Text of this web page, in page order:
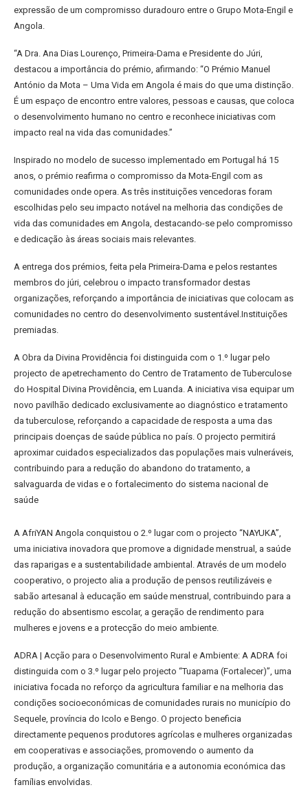
expressão de um compromisso duradouro entre o Grupo Mota-Engil e
Angola.
“A Dra. Ana Dias Lourenço, Primeira-Dama e Presidente do Júri,
destacou a importância do prémio, afirmando: “O Prémio Manuel
António da Mota – Uma Vida em Angola é mais do que uma distinção.
É um espaço de encontro entre valores, pessoas e causas, que coloca
o desenvolvimento humano no centro e reconhece iniciativas com
impacto real na vida das comunidades.”
Inspirado no modelo de sucesso implementado em Portugal há 15
anos, o prémio reafirma o compromisso da Mota-Engil com as
comunidades onde opera. As três instituições vencedoras foram
escolhidas pelo seu impacto notável na melhoria das condições de
vida das comunidades em Angola, destacando-se pelo compromisso
e dedicação às áreas sociais mais relevantes.
A entrega dos prémios, feita pela Primeira-Dama e pelos restantes
membros do júri, celebrou o impacto transformador destas
organizações, reforçando a importância de iniciativas que colocam as
comunidades no centro do desenvolvimento sustentável.Instituições
premiadas.
A Obra da Divina Providência foi distinguida com o 1.º lugar pelo
projecto de apetrechamento do Centro de Tratamento de Tuberculose
do Hospital Divina Providência, em Luanda. A iniciativa visa equipar um
novo pavilhão dedicado exclusivamente ao diagnóstico e tratamento
da tuberculose, reforçando a capacidade de resposta a uma das
principais doenças de saúde pública no país. O projecto permitirá
aproximar cuidados especializados das populações mais vulneráveis,
contribuindo para a redução do abandono do tratamento, a
salvaguarda de vidas e o fortalecimento do sistema nacional de
saúde
A AfriYAN Angola conquistou o 2.º lugar com o projecto “NAYUKA”,
uma iniciativa inovadora que promove a dignidade menstrual, a saúde
das raparigas e a sustentabilidade ambiental. Através de um modelo
cooperativo, o projecto alia a produção de pensos reutilizáveis e
sabão artesanal à educação em saúde menstrual, contribuindo para a
redução do absentismo escolar, a geração de rendimento para
mulheres e jovens e a protecção do meio ambiente.
ADRA | Acção para o Desenvolvimento Rural e Ambiente: A ADRA foi
distinguida com o 3.º lugar pelo projecto “Tuapama (Fortalecer)”, uma
iniciativa focada no reforço da agricultura familiar e na melhoria das
condições socioeconómicas de comunidades rurais no município do
Sequele, província do Icolo e Bengo. O projecto beneficia
directamente pequenos produtores agrícolas e mulheres organizadas
em cooperativas e associações, promovendo o aumento da
produção, a organização comunitária e a autonomia económica das
famílias envolvidas.